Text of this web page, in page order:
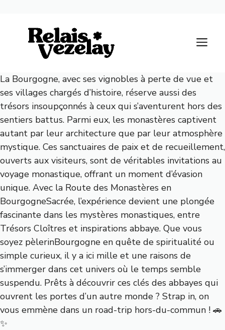
contenu
La Bourgogne, avec ses vignobles à perte de vue et
ses villages chargés d’histoire, réserve aussi des
trésors insoupçonnés à ceux qui s’aventurent hors des
sentiers battus. Parmi eux, les monastères captivent
autant par leur architecture que par leur atmosphère
mystique. Ces sanctuaires de paix et de recueillement,
ouverts aux visiteurs, sont de véritables invitations au
voyage monastique, offrant un moment d’évasion
unique. Avec la Route des Monastères en
BourgogneSacrée, l’expérience devient une plongée
fascinante dans les mystères monastiques, entre
Trésors Cloîtres et inspirations abbaye. Que vous
soyez pèlerinBourgogne en quête de spiritualité ou
simple curieux, il y a ici mille et une raisons de
s’immerger dans cet univers où le temps semble
suspendu. Prêts à découvrir ces clés des abbayes qui
ouvrent les portes d’un autre monde ? Strap in, on
vous emmène dans un road-trip hors-du-commun ! 🚗
✨